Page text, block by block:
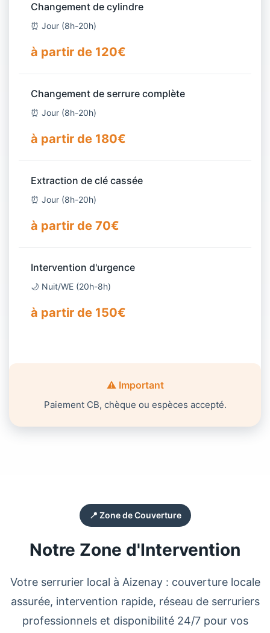
Changement de cylindre
⏰ Jour (8h-20h)
à partir de 120€
Changement de serrure complète
⏰ Jour (8h-20h)
à partir de 180€
Extraction de clé cassée
⏰ Jour (8h-20h)
à partir de 70€
Intervention d'urgence
🌙 Nuit/WE (20h-8h)
à partir de 150€
⚠️ Important
Paiement CB, chèque ou espèces accepté.
📍 Zone de Couverture
Notre Zone d'Intervention
Votre serrurierlocal à Aizenay: couverture locale
assurée, intervention rapide, réseau de serruriers
professionnels et disponibilité 24/7 pour vos